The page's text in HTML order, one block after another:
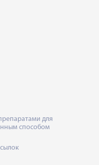
для
способом